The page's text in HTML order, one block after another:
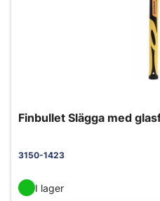
Finbullet Slägga med
3150-1423
I lager